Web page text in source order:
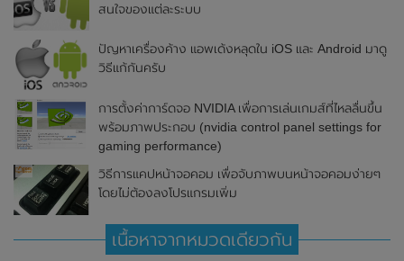
สนใจของแต่ละระบบ
ปัญหาเครื่องค้าง แอพเด้งหลุดใน iOS และ Android มาดู
วิธีแก้กันครับ
การตั้งค่าการ์ดจอ NVIDIA เพื่อการเล่นเกมส์ที่ไหลลื่นขึ้น
พร้อมภาพประกอบ (nvidia control panel settings for
gaming performance)
วิธีการแคปหน้าจอคอม เพื่อจับภาพบนหน้าจอคอมง่ายๆ
โดยไม่ต้องลงโปรแกรมเพิ่ม
เนื้อหาจากหมวดเดียวกัน